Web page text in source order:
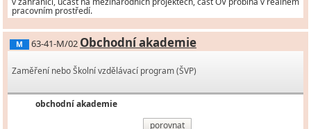
pracovním prostředí.
M 63-41-M/02 Obchodní akademie
Zaměření nebo Školní vzdělávací program (ŠVP)
obchodní akademie
porovnat